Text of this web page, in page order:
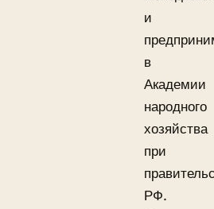
и
в
Академии
народного
хозяйства
при
РФ.